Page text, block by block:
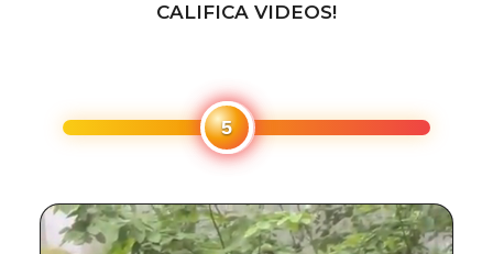
CALIFICA VIDEOS!